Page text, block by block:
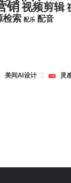
销视频剪辑
检索 配乐 配音
美间AI设计 灵